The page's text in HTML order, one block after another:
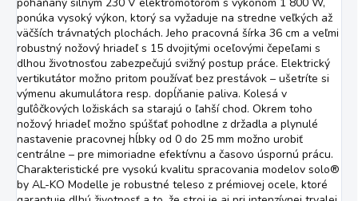
poháňaný silným 230 V elektromotorom s výkonom 1 800 W,
ponúka vysoký výkon, ktorý sa vyžaduje na stredne veľkých až
väčších trávnatých plochách. Jeho pracovná šírka 36 cm a veľmi
robustný nožový hriadeľ s 15 dvojitými oceľovými čepeľami s
dlhou životnosťou zabezpečujú svižný postup práce. Elektrický
vertikutátor možno pritom používať bez prestávok – ušetríte si
výmenu akumulátora resp. dopĺňanie paliva. Kolesá v
guľôčkových ložiskách sa starajú o ľahší chod. Okrem toho
nožový hriadeľ možno spúšťať pohodlne z držadla a plynulé
nastavenie pracovnej hĺbky od 0 do 25 mm možno urobiť
centrálne – pre mimoriadne efektívnu a časovo úspornú prácu.
Charakteristické pre vysokú kvalitu spracovania modelov solo®
by AL-KO Modelle je robustné teleso z prémiovej ocele, ktoré